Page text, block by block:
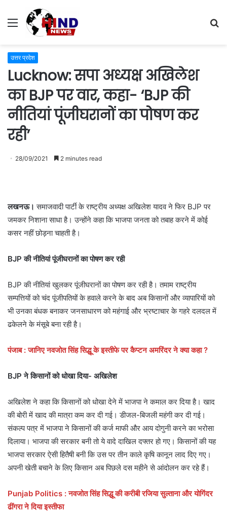
Menu
उत्तर प्रदेश
Lucknow: सपा अध्यक्ष अखिलेश
का BJP पर वार, कहा- ‘BJP की
नीतियां पूंजीघरानों का पोषण कर
रही’
28/09/2021 2 minutes read
लखनऊ।समाजवादी पार्टी के राष्ट्रीय अध्यक्ष अखिलेश यादव ने फिर BJP पर
जमकर निशाना साधा है। उन्होंने कहा कि भाजपा जनता को तबाह करने में कोई
कसर नहीं छोड़ना चाहती है।
BJP की नीतियां पूंजीघरानों का पोषण कर रही
BJP की नीतियां खुलकर पूंजीघरानों का पोषण कर रही है। तमाम राष्ट्रीय
सम्पत्तियों को चंद पूंजीपतियों के हवाले करने के बाद अब किसानों और व्यापारियों को
भी उनका बंधक बनाकर जनसाधारण को महंगाई और भ्रष्टाचार के गहरे दलदल में
ढकेलने के मंसूबे बना रही है।
पंजाब : जानिए नवजोत सिंह सिद्धू के इस्तीफे पर कैप्टन अमरिंदर ने क्या कहा ?
BJP ने किसानों को धोखा दिया- अखिलेश
अखिलेश ने कहा कि किसानों को धोखा देने में भाजपा ने कमाल कर दिया है। खाद
की बोरी में खाद की मात्रा कम कर दी गई। डीजल-बिजली महंगी कर दी गई।
संकल्प पत्र में भाजपा ने किसानों की कर्ज माफी और आय दोगुनी करने का भरोसा
दिलाया। भाजपा की सरकार बनी तो ये वादे दाखिल दफ्तर हो गए। किसानों की यह
भाजपा सरकार ऐसी हितैषी बनी कि उस पर तीन काले कृषि कानून लाद दिए गए।
अपनी खेती बचाने के लिए किसान अब पिछले दस महीने से आंदोलन कर रहे हैं।
Punjab Politics : नवजोत सिंह सिद्धू की करीबी रजिया सुल्ताना और योगिंदर
ढींगरा ने दिया इस्तीफा